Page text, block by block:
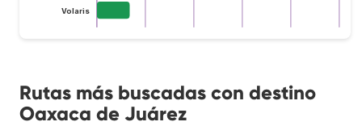
Volaris
Rutas más buscadas con destino
Oaxaca de Juárez